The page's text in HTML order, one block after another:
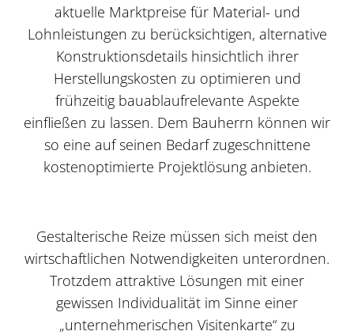
aktuelle Marktpreise für Material- und
Lohnleistungen zu berücksichtigen, alternative
Konstruktionsdetails hinsichtlich ihrer
Herstellungskosten zu optimieren und
frühzeitig bauablaufrelevante Aspekte
einfließen zu lassen. Dem Bauherrn können wir
so eine auf seinen Bedarf zugeschnittene
kostenoptimierte Projektlösung anbieten.
Gestalterische Reize müssen sich meist den
wirtschaftlichen Notwendigkeiten unterordnen.
Trotzdem attraktive Lösungen mit einer
gewissen Individualität im Sinne einer
„unternehmerischen Visitenkarte“ zu